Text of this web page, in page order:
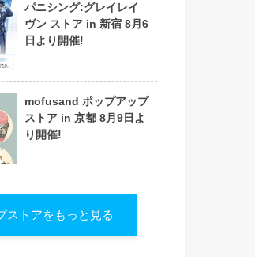
パニシング:グレイレイ
ヴン ストア in 新宿 8月6
日より開催!
mofusand ポップアップ
ストア in 京都 8月9日よ
り開催!
ストアをもっと見る